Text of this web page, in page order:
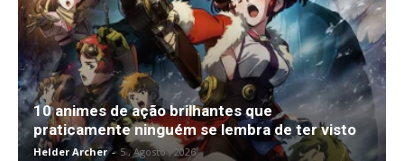
10 animes de ação brilhantes que
praticamente ninguém se lembra de ter visto
Helder Archer - 5 , Agosto , 2026